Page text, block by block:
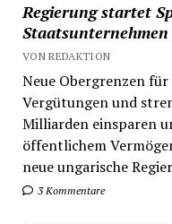
Regierung startet
Staatsunternehmen
VON REDAKTION
Neue Obergrenzen
Vergütungen und
Milliarden einsparen
öffentlichem
neue ungarische
3 Kommentare